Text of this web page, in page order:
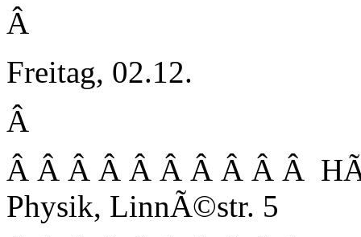
Â
Freitag, 02.12.
Â
Â Â Â Â Â Â Â Â Â Â
Physik, LinnÃ©str. 5